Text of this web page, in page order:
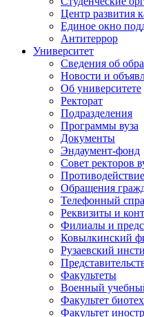
Центр развития
Единое окно
Антитеррор
Университет
Сведения об
Новости и
Об университете
Ректорат
Подразделения
Программы вуза
Документы
Эндаумент-фонд
Совет ректоров
Обращения
Телефонный
Реквизиты и
Филиалы и
Ковылкинский
Рузаевский
Факультеты
Военный
Факультет
Факультет